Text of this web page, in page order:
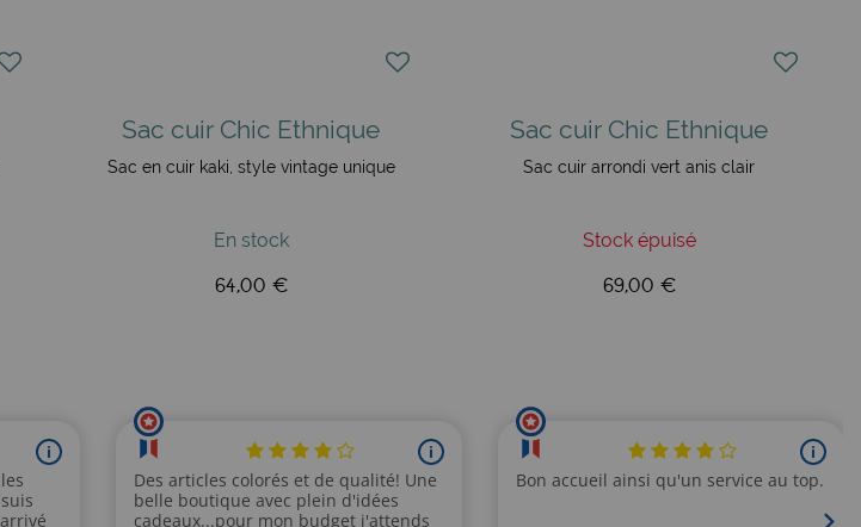
Sac cuir Chic Ethnique
Sac en cuir kaki, style vintage unique
En stock
64,00 €
Sac cuir Chic Ethnique
Sac cuir arrondi vert anis clair
Stock épuisé
69,00 €